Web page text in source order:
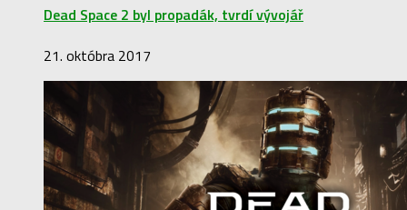
Dead Space 2 byl propadák, tvrdí vývojář
21. októbra 2017